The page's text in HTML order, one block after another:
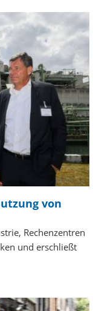
von
Rechenzentren
und erschließt